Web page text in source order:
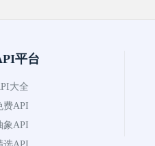
平台
大全
费API
象API